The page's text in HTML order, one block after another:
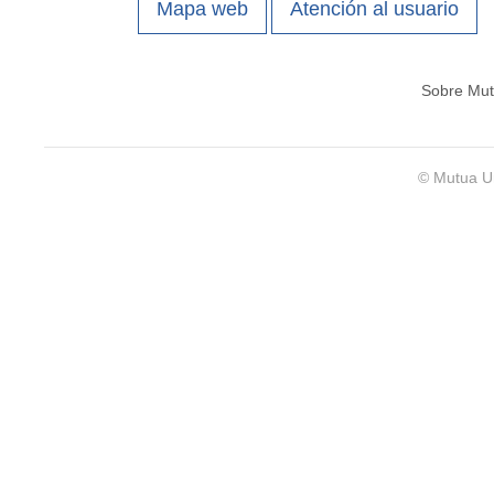
Mapa web Atención al usuario
Sobre
© Mutua